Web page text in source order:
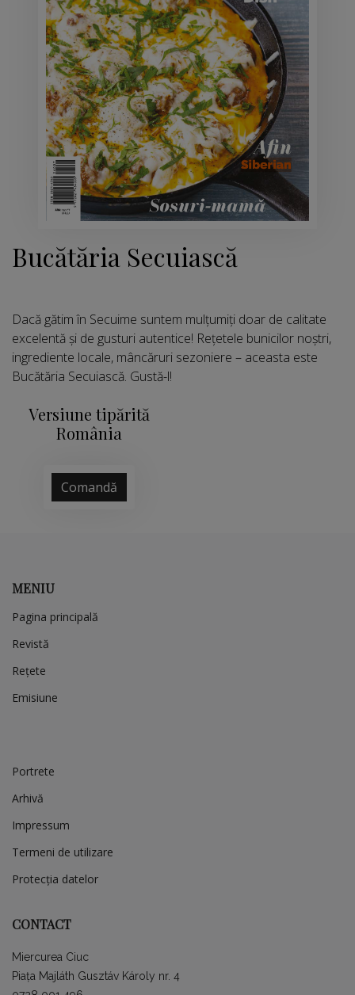
Bucătăria Secuiască
Dacă gătim în Secuime suntem mulțumiți doar de calitate
excelentă și de gusturi autentice! Rețetele bunicilor noștri,
ingrediente locale, mâncăruri sezoniere – aceasta este
Bucătăria Secuiască. Gustă-l!
Versiune tipărită
România
Comandă
MENIU
Pagina principală
Revistă
Rețete
Emisiune
Portrete
Arhivă
Impressum
Termeni de utilizare
Protecția datelor
CONTACT
Miercurea Ciuc
Piața Majláth Gusztáv Károly nr. 4